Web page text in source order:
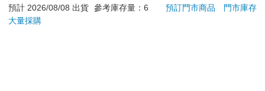
退換貨須知：
**提醒您，鑑賞期不等於試用期，退回商品須為全新狀態**
預計 2026/08/08 出貨 參考庫存量：6 預訂門市商品
門市庫存
大量採購